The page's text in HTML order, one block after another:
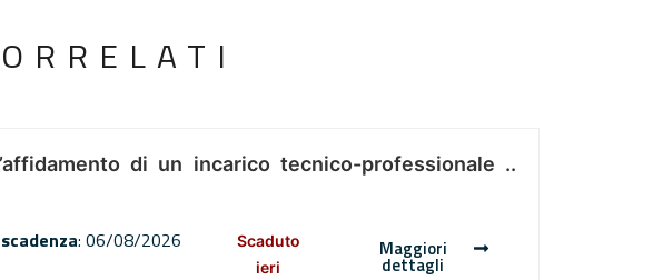
di un incarico tecnico-professionale ..
: 06/08/2026
Scaduto
ieri
Maggiori
dettagli